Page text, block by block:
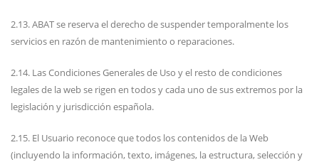
2.13. ABAT se reserva el derecho de suspender temporalmente los
servicios en razón de mantenimiento o reparaciones.
2.14. Las Condiciones Generales de Uso y el resto de condiciones
legales de la web se rigen en todos y cada uno de sus extremos por la
legislación y jurisdicción española.
2.15. El Usuario reconoce que todos los contenidos de la Web
(incluyendo la información, texto, imágenes, la estructura, selección y